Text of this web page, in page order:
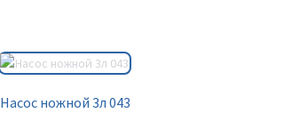
Насос ножной 3л 043